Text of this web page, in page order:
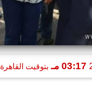
03:17 مـ بتوقيت القاهرة